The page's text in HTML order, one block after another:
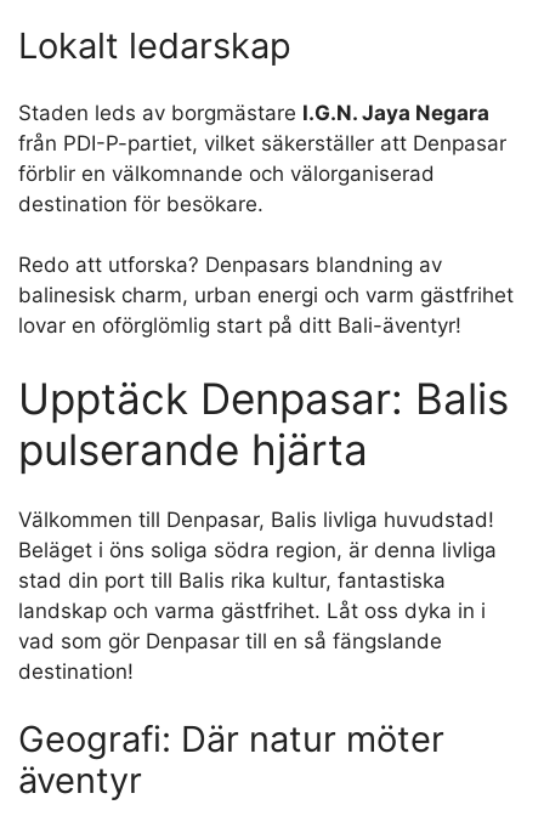
Lokalt ledarskap
Staden leds av borgmästare I.G.N. Jaya Negara
från PDI-P-partiet, vilket säkerställer att Denpasar
förblir en välkomnande och välorganiserad
destination för besökare.
Redo att utforska? Denpasars blandning av
balinesisk charm, urban energi och varm gästfrihet
lovar en oförglömlig start på ditt Bali-äventyr!
Upptäck Denpasar: Balis
pulserande hjärta
Välkommen till Denpasar, Balis livliga huvudstad!
Beläget i öns soliga södra region, är denna livliga
stad din port till Balis rika kultur, fantastiska
landskap och varma gästfrihet. Låt oss dyka in i
vad som gör Denpasar till en så fängslande
destination!
Geografi: Där natur möter
äventyr